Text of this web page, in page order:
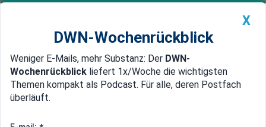
Newsticker MEIN DWN: Geldanlage Premium
Edelmetalle DWN-Magazin China
X
DWN-Wochenrückblick
Weniger E-Mails, mehr Substanz: Der DWN-
Wochenrückblick liefert 1x/Woche die wichtigsten
Themen kompakt als Podcast. Für alle, deren Postfach
überläuft.